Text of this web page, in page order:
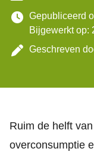
Gepubliceerd
Bijgewerkt op:
Geschreven
Ruim de helft
overconsumptie